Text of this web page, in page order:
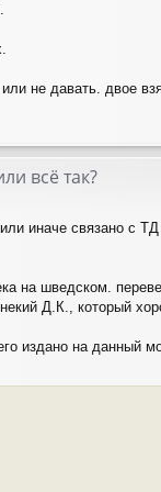
не давать. двое
всё так?
иначе связано с
на шведском.
Д.К., который
издано на данный